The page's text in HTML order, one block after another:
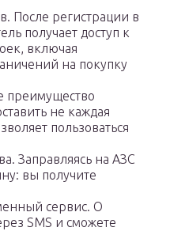
После регистрации в
получает доступ к
включая
на покупку
преимущество
не каждая
пользоваться
Заправляясь на АЗС
вы получите
сервис. О
SMS и сможете